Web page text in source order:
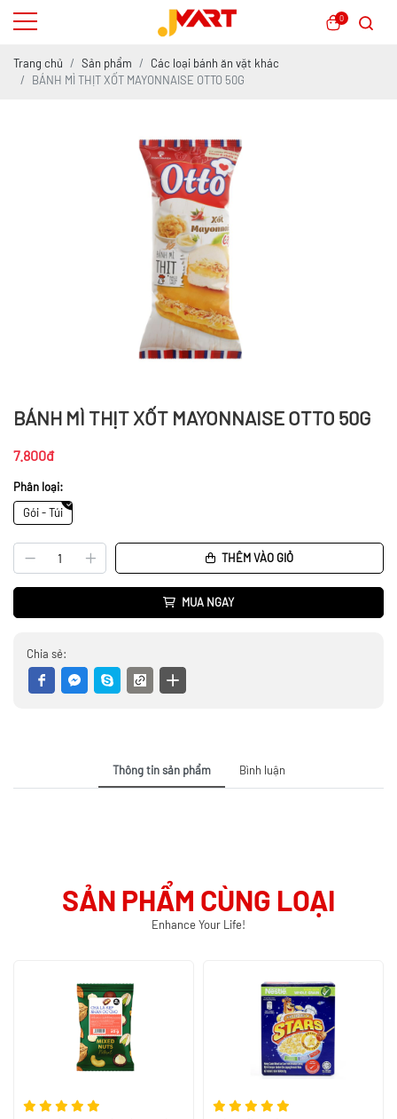
0
Trang chủ Sản phẩm
Các loại bánh ăn vặt khác
BÁNH MÌ THỊT XỐT MAYONNAISE OTTO 50G
BÁNH MÌ THỊT XỐT MAYONNAISE OTTO 50G
7.800đ
Phân loại:
Gói - Túi
THÊM VÀO GIỎ
MUA NGAY
Chia sẻ:
Thông tin sản phẩm Bình luận
SẢN PHẨM CÙNG LOẠI
Enhance Your Life!